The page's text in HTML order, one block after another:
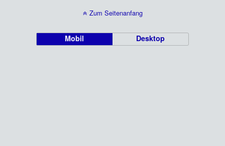
Zum Seitenanfang
Mobil Desktop